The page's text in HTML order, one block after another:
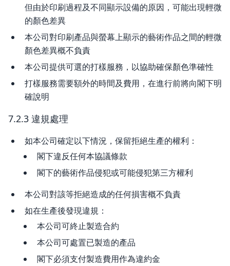
但由於印刷過程及不同顯示設備的原因，可能出現輕微
的顏色差異
本公司對印刷產品與螢幕上顯示的藝術作品之間的輕微
顏色差異概不負責
本公司提供可選的打樣服務，以協助確保顏色準確性
打樣服務需要額外的時間及費用，在進行前將向閣下明
確說明
7.2.3 違規處理
如本公司確定以下情況，保留拒絕生產的權利：
閣下違反任何本協議條款
閣下的藝術作品侵犯或可能侵犯第三方權利
本公司對該等拒絕造成的任何損害概不負責
如在生產後發現違規：
本公司可終止製造合約
本公司可處置已製造的產品
閣下必須支付製造費用作為違約金